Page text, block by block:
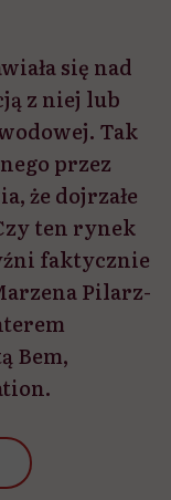
się nad
z niej lub
Tak
przez
że dojrzałe
ten rynek
faktycznie
Pilarz-
Bem,